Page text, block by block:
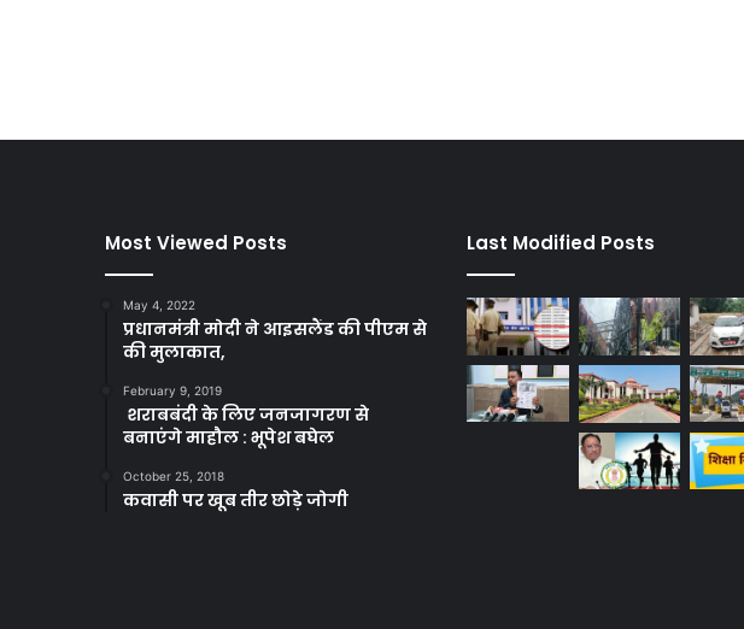
Most Viewed Posts
May 4, 2022
प्रधानमंत्री मोदी ने आइसलैंड की पीएम से
की मुलाकात,
February 9, 2019
शराबबंदी के लिए जनजागरण से
बनाएंगे माहौल : भूपेश बघेल
October 25, 2018
कवासी पर खूब तीर छोड़े जोगी
Last Modified Posts